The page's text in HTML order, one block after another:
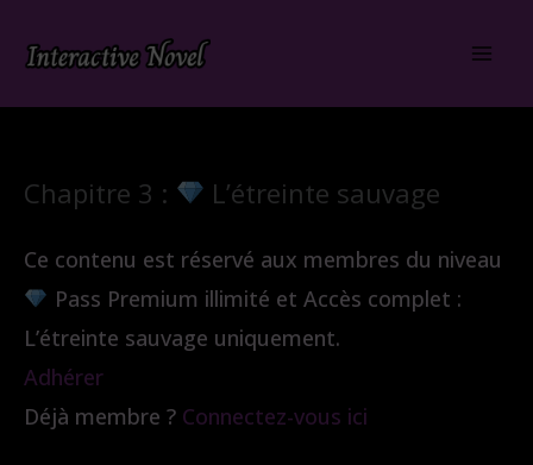
Chapitre 3 : L’étreinte sauvage
Ce contenu est réservé aux membres du niveau
Pass Premium illimité et Accès complet :
L’étreinte sauvage uniquement.
Adhérer
Déjà membre ? Connectez-vous ici